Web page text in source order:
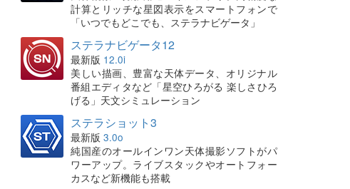
計算とリッチな星図表示をスマートフォンで
「いつでもどこでも、ステラナビゲータ」
ステラナビゲータ12
最新版 12.0i
美しい描画、豊富な天体データ、オリジナル
番組エディタなど「星空ひろがる 楽しさひろ
げる」天文シミュレーション
ステラショット3
最新版 3.0o
純国産のオールインワン天体撮影ソフトがパ
ワーアップ。ライブスタックやオートフォー
カスなど新機能も搭載